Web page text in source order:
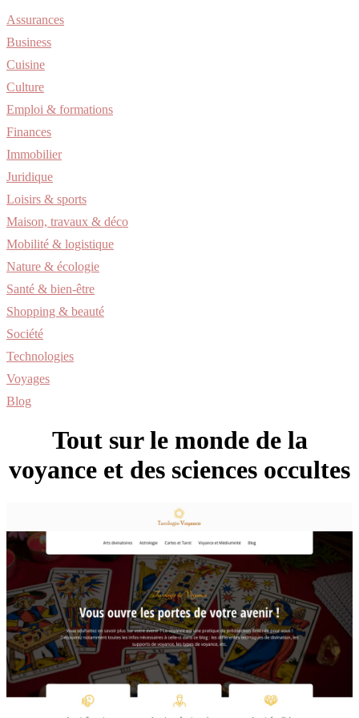
Assurances
Business
Cuisine
Culture
Emploi & formations
Finances
Immobilier
Juridique
Loisirs & sports
Maison, travaux & déco
Mobilité & logistique
Nature & écologie
Santé & bien-être
Shopping & beauté
Société
Technologies
Voyages
Blog
Tout sur le monde de la
voyance et des sciences occultes